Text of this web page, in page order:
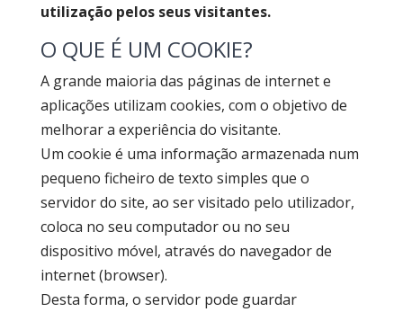
utilização pelos seus visitantes.
O QUE É UM COOKIE?
A grande maioria das páginas de internet e
aplicações utilizam cookies, com o objetivo de
melhorar a experiência do visitante.
Um cookie é uma informação armazenada num
pequeno ficheiro de texto simples que o
servidor do site, ao ser visitado pelo utilizador,
coloca no seu computador ou no seu
dispositivo móvel, através do navegador de
internet (browser).
Desta forma, o servidor pode guardar